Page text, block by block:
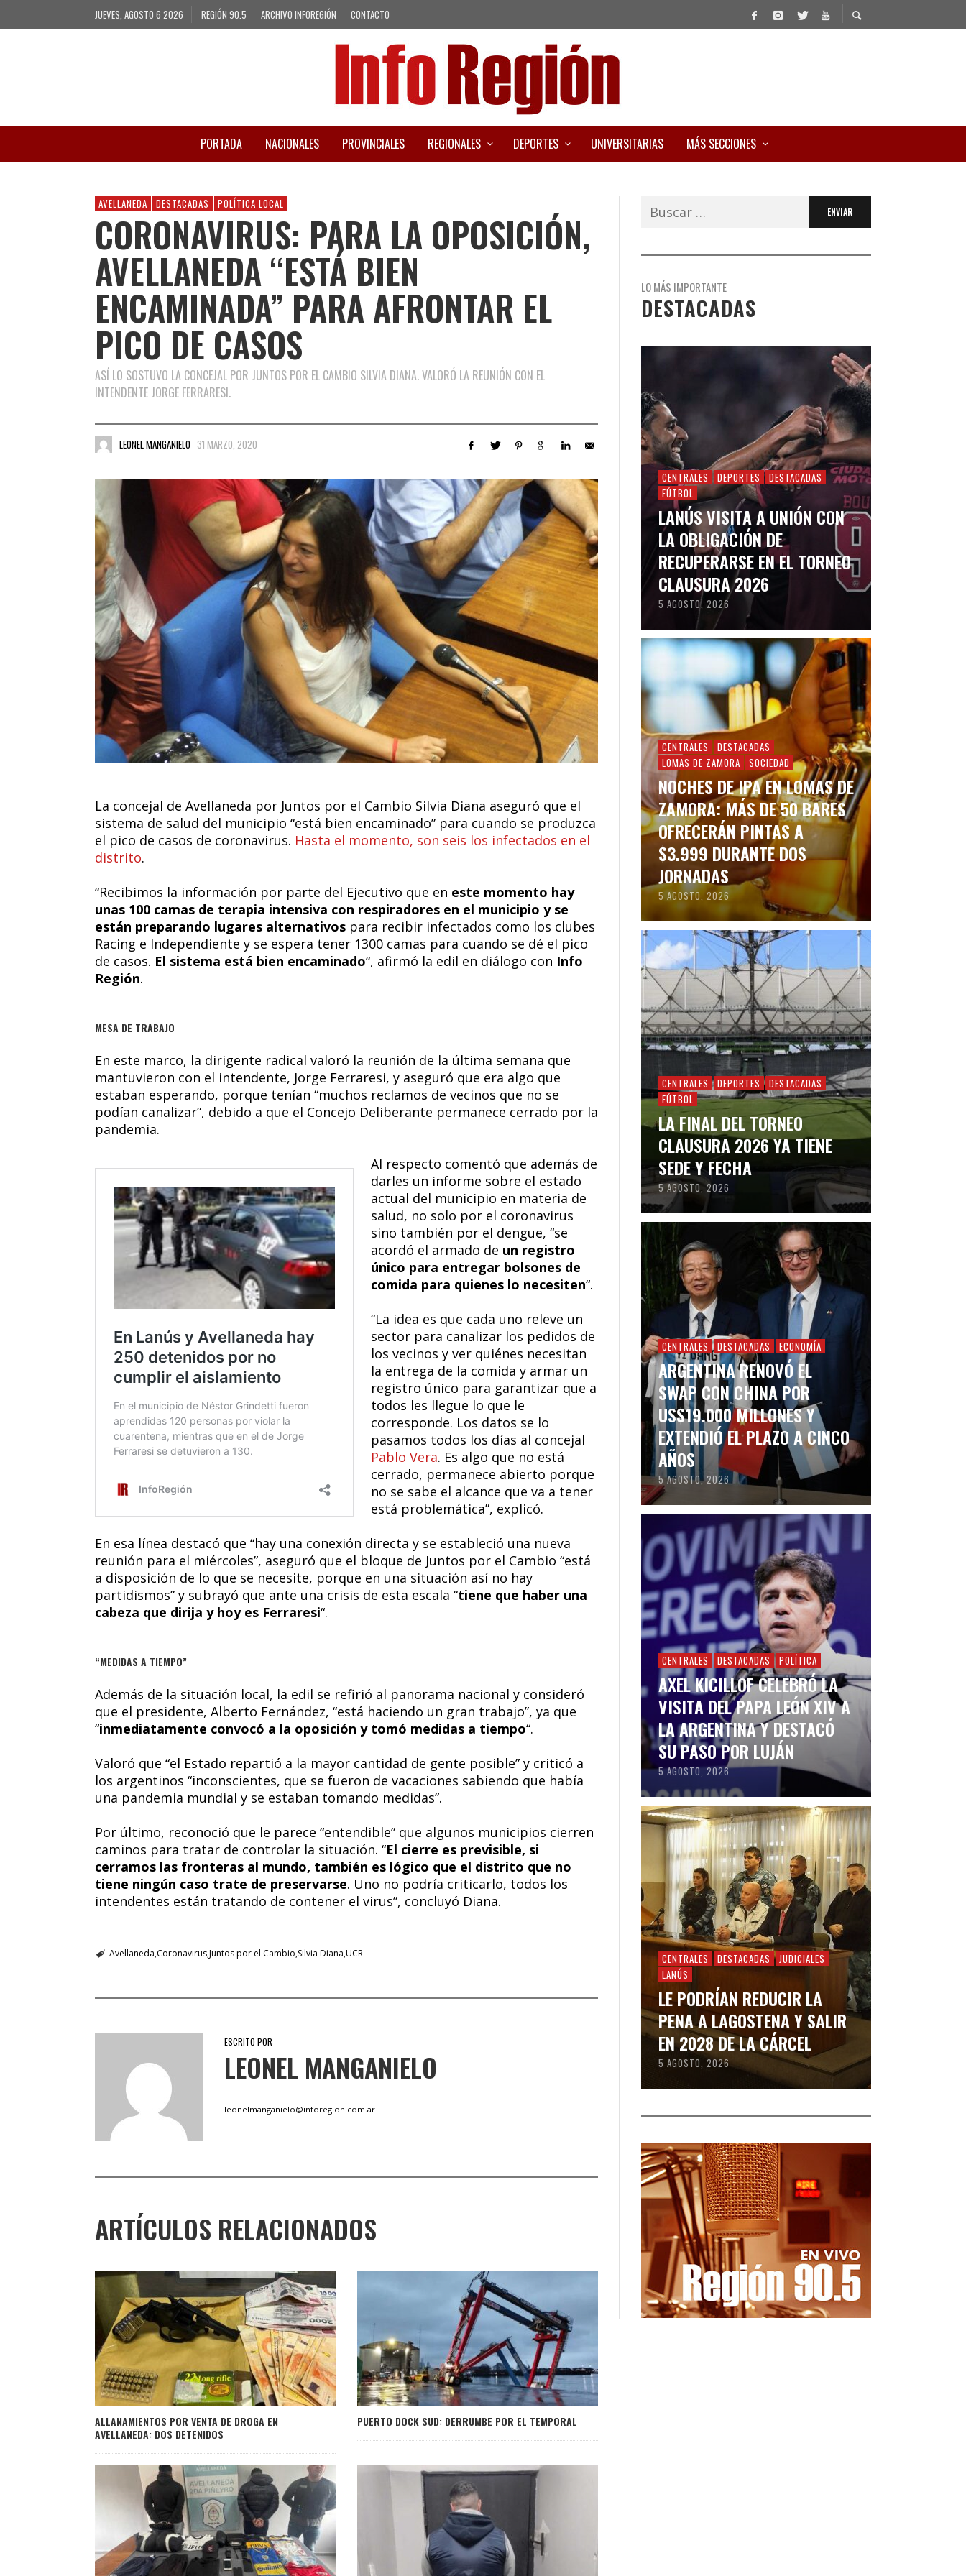
JUEVES, AGOSTO 6 2026 REGIÓN 90.5 ARCHIVO INFOREGIÓN CONTACTO
PORTADA NACIONALES PROVINCIALES REGIONALES DEPORTES UNIVERSITARIAS MÁS SECCIONES
AVELLANEDA DESTACADAS POLÍTICA LOCAL
CORONAVIRUS: PARA LA OPOSICIÓN,
AVELLANEDA “ESTÁ BIEN
ENCAMINADA” PARA AFRONTAR EL
PICO DE CASOS
ASÍ LO SOSTUVO LA CONCEJAL POR JUNTOS POR EL CAMBIO SILVIA DIANA. VALORÓ LA REUNIÓN CON EL
INTENDENTE JORGE FERRARESI.
LEONEL MANGANIELO 31 MARZO, 2020
La concejal de Avellaneda por Juntos por el Cambio Silvia Diana aseguró que el
sistema de salud del municipio “está bien encaminado” para cuando se produzca
el pico de casos de coronavirus. Hasta el momento, son seis los infectados en el
distrito.
“Recibimos la información por parte del Ejecutivo que en este momento hay
unas 100 camas de terapia intensiva con respiradores en el municipio y se
están preparando lugares alternativos para recibir infectados como los clubes
Racing e Independiente y se espera tener 1300 camas para cuando se dé el pico
de casos. El sistema está bien encaminado“, afirmó la edil en diálogo con Info
Región.
MESA DE TRABAJO
En este marco, la dirigente radical valoró la reunión de la última semana que
mantuvieron con el intendente, Jorge Ferraresi, y aseguró que era algo que
estaban esperando, porque tenían “muchos reclamos de vecinos que no se
podían canalizar”, debido a que el Concejo Deliberante permanece cerrado por la
pandemia.
Al respecto comentó que además de
darles un informe sobre el estado
actual del municipio en materia de
salud, no solo por el coronavirus
sino también por el dengue, “se
acordó el armado de un registro
único para entregar bolsones de
comida para quienes lo necesiten“.
“La idea es que cada uno releve un
sector para canalizar los pedidos de
los vecinos y ver quiénes necesitan
la entrega de la comida y armar un
registro único para garantizar que a
todos les llegue lo que le
corresponde. Los datos se lo
pasamos todos los días al concejal
Pablo Vera. Es algo que no está
cerrado, permanece abierto porque
no se sabe el alcance que va a tener
está problemática”, explicó.
En esa línea destacó que “hay una conexión directa y se estableció una nueva
reunión para el miércoles”, aseguró que el bloque de Juntos por el Cambio “está
a disposición de lo que se necesite, porque en una situación así no hay
partidismos” y subrayó que ante una crisis de esta escala “tiene que haber una
cabeza que dirija y hoy es Ferraresi“.
“MEDIDAS A TIEMPO”
Además de la situación local, la edil se refirió al panorama nacional y consideró
que el presidente, Alberto Fernández, “está haciendo un gran trabajo”, ya que
“inmediatamente convocó a la oposición y tomó medidas a tiempo“.
Valoró que “el Estado repartió a la mayor cantidad de gente posible” y criticó a
los argentinos “inconscientes, que se fueron de vacaciones sabiendo que había
una pandemia mundial y se estaban tomando medidas”.
Por último, reconoció que le parece “entendible” que algunos municipios cierren
caminos para tratar de controlar la situación. “El cierre es previsible, si
cerramos las fronteras al mundo, también es lógico que el distrito que no
tiene ningún caso trate de preservarse. Uno no podría criticarlo, todos los
intendentes están tratando de contener el virus”, concluyó Diana.
Avellaneda CoronavirusJuntos por el Cambio Silvia Diana UCR
ESCRITO POR
LEONEL MANGANIELO
leonelmanganielo@inforegion.com.ar
ARTÍCULOS RELACIONADOS
ALLANAMIENTOS POR VENTA DE DROGA EN
AVELLANEDA: DOS DETENIDOS
PUERTO DOCK SUD: DERRUMBE POR EL TEMPORAL
Buscar:
LO MÁS IMPORTANTE
DESTACADAS
CENTRALES DEPORTES
DESTACADAS
FÚTBOL
LANÚS VISITA A UNIÓN CON
LA OBLIGACIÓN DE
RECUPERARSE EN EL TORNEO
CLAUSURA 2026
5 AGOSTO, 2026
CENTRALES
DESTACADAS
LOMAS DE ZAMORA
SOCIEDAD
NOCHES DE IPA EN LOMAS DE
ZAMORA: MÁS DE 50 BARES
OFRECERÁN PINTAS A
$3.999 DURANTE DOS
JORNADAS
5 AGOSTO, 2026
CENTRALES DEPORTES
DESTACADAS
FÚTBOL
LA FINAL DEL TORNEO
CLAUSURA 2026 YA TIENE
SEDE Y FECHA
5 AGOSTO, 2026
CENTRALES DESTACADAS ECONOMÍA
ARGENTINA RENOVÓ EL
SWAP CON CHINA POR
US$19.000 MILLONES Y
EXTENDIÓ EL PLAZO A CINCO
AÑOS
5 AGOSTO, 2026
CENTRALES DESTACADAS POLÍTICA
AXEL KICILLOF CELEBRÓ LA
VISITA DEL PAPA LEÓN XIV A
LA ARGENTINA Y DESTACÓ
SU PASO POR LUJÁN
5 AGOSTO, 2026
CENTRALES DESTACADAS
JUDICIALES
LANÚS
LE PODRÍAN REDUCIR LA
PENA A LAGOSTENA Y SALIR
EN 2028 DE LA CÁRCEL
5 AGOSTO, 2026